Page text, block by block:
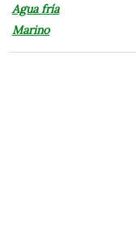
Agua fría
Marino